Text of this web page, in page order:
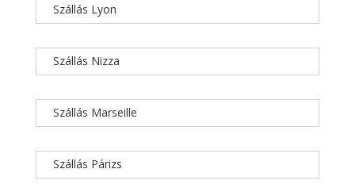
Szállás Lyon
Szállás Nizza
Szállás Marseille
Szállás Párizs